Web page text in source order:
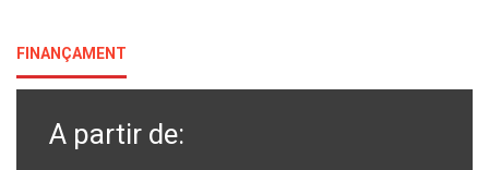
FINANÇAMENT
A partir de: